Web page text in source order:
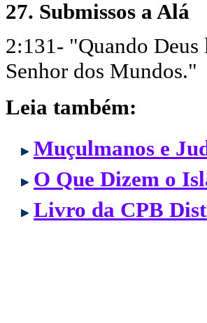
27. Submissos a Alá
2:131- "Quando Deus
Senhor dos Mundos."
Leia também:
Muçulmanos e
O Que Dizem o
Livro da CPB